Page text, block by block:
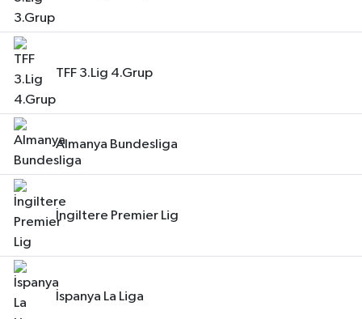
TFF 3.Lig 4.Grup
Almanya Bundesliga
İngiltere Premier Lig
İspanya La Liga